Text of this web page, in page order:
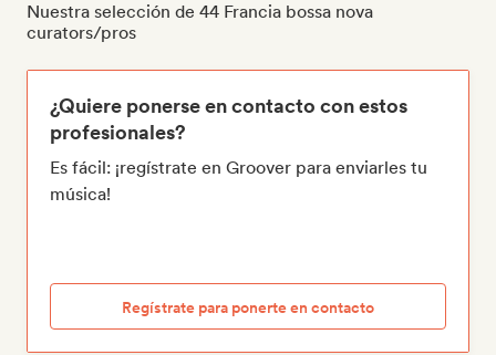
Nuestra selección de 44 Francia bossa nova
curators/pros
¿Quiere ponerse en contacto con estos
profesionales?
Es fácil: ¡regístrate en Groover para enviarles tu
música!
Regístrate para ponerte en contacto